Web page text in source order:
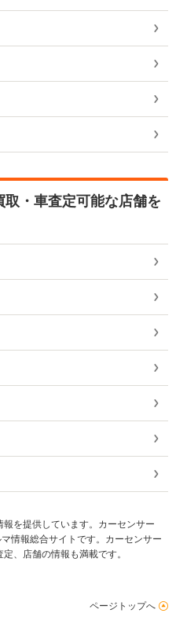
・車査定可能な店舗を
を提供しています。カーセンサー
情報総合サイトです。カーセンサー
、店舗の情報も満載です。
ページトップへ